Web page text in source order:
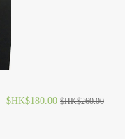
$HK$180.00 $HK$260.00